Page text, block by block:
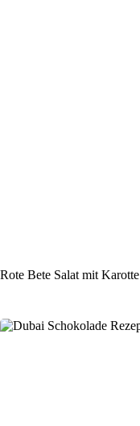
Rote Bete Salat mit Karotte